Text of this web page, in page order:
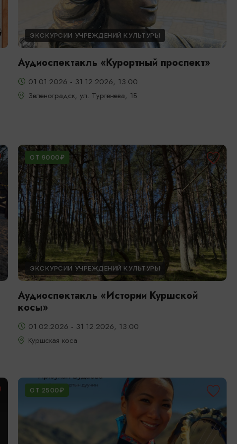
ЭКСКУРСИИ УЧРЕЖДЕНИЙ КУЛЬТУРЫ
Аудиоспектакль «Курортный проспект»
01.01.2026 - 31.12.2026, 13:00
Зеленоградск, ул. Тургенева, 1Б
ОТ 9000₽
ЭКСКУРСИИ УЧРЕЖДЕНИЙ КУЛЬТУРЫ
Аудиоспектакль «Истории Куршской
косы»
01.02.2026 - 31.12.2026, 13:00
Куршская коса
ОТ 2500₽